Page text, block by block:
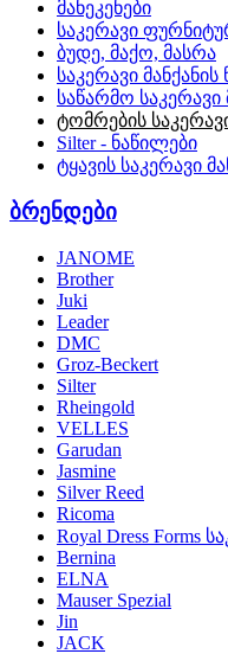
მანეკენები
საკერავი
ბუდე, მაქო, მასრა
საკერავი
საწარმო საკერავი
ტომრების
Silter - ნაწილები
ტყავის საკერავი
ბრენდები
JANOME
Brother
Juki
Leader
DMC
Groz-Beckert
Silter
Rheingold
VELLES
Garudan
Jasmine
Silver Reed
Ricoma
Royal Dress Forms
Bernina
ELNA
Mauser Spezial
Jin
JACK